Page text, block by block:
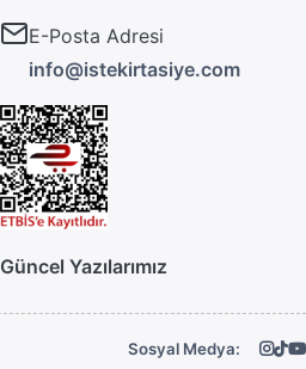
E-Posta Adresi
info@istekirtasiye.com
Güncel Yazılarımız
Sosyal Medya: